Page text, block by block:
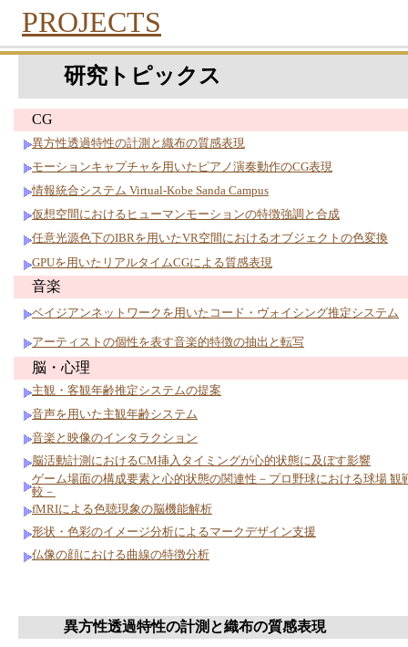
PROJECTS
研究トピックス
CG
異方性透過特性の計測と織布の質感表現
モーションキャプチャを用いたピアノ演奏動作のCG表現
情報統合システム Virtual-Kobe Sanda Campus
仮想空間におけるヒューマンモーションの特徴強調と合成
任意光源色下のIBRを用いたVR空間におけるオブジェクトの色変換
GPUを用いたリアルタイムCGによる質感表現
音楽
ベイジアンネットワークを用いたコード・ヴォイシング推定システム
アーティストの個性を表す音楽的特徴の抽出と転写
脳・心理
主観・客観年齢推定システムの提案
音声を用いた主観年齢システム
音楽と映像のインタラクション
脳活動計測におけるCM挿入タイミングが心的状態に及ぼす影響
ゲーム場面の構成要素と心的状態の関連性－プロ野球における球場 観
較－
fMRIによる色聴現象の脳機能解析
形状・色彩のイメージ分析によるマークデザイン支援
仏像の顔における曲線の特徴分析
異方性透過特性の計測と織布の質感表現